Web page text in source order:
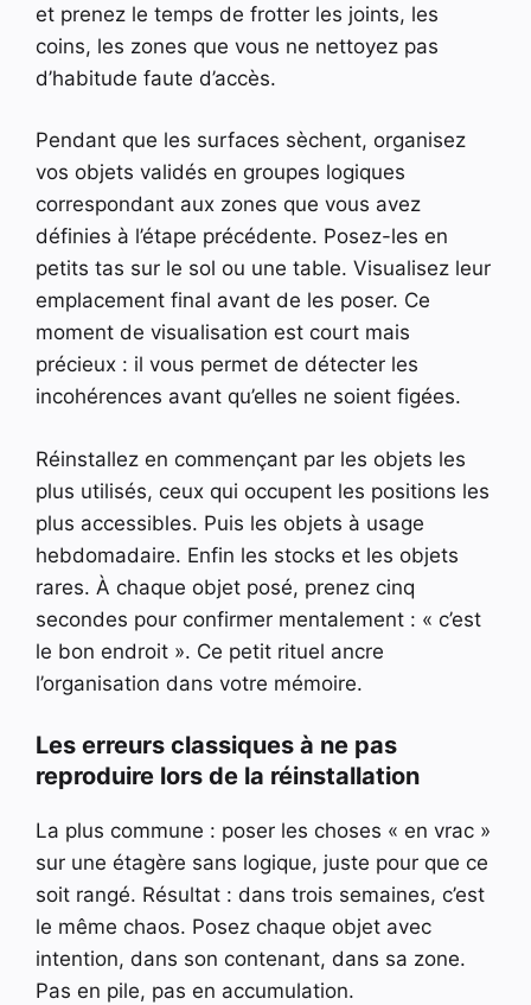
et prenez le temps de frotter les joints, les
coins, les zones que vous ne nettoyez pas
d’habitude faute d’accès.
Pendant que les surfaces sèchent, organisez
vos objets validés en groupes logiques
correspondant aux zones que vous avez
définies à l’étape précédente. Posez-les en
petits tas sur le sol ou une table. Visualisez leur
emplacement final avant de les poser. Ce
moment de visualisation est court mais
précieux : il vous permet de détecter les
incohérences avant qu’elles ne soient figées.
Réinstallez en commençant par les objets les
plus utilisés, ceux qui occupent les positions les
plus accessibles. Puis les objets à usage
hebdomadaire. Enfin les stocks et les objets
rares. À chaque objet posé, prenez cinq
secondes pour confirmer mentalement : « c’est
le bon endroit ». Ce petit rituel ancre
l’organisation dans votre mémoire.
Les erreurs classiques à ne pas
reproduire lors de la réinstallation
La plus commune : poser les choses « en vrac »
sur une étagère sans logique, juste pour que ce
soit rangé. Résultat : dans trois semaines, c’est
le même chaos. Posez chaque objet avec
intention, dans son contenant, dans sa zone.
Pas en pile, pas en accumulation.